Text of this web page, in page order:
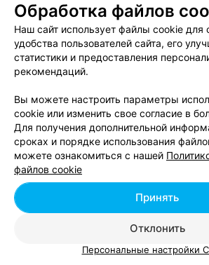
Пекарни в Слониме
Кафе для Дня рождения в Слониме
Добавить
Обработка файлов
Наш сайт использует файлы cookie для
удобства пользователей сайта, его
статистики и предоставления
рекомендаций.
Вы можете настроить параметры
cookie или изменить свое согласие в
Для получения дополнительной
сроках и порядке использования
можете ознакомиться с нашей
файлов cookie
Отклонить
Принять
Персональные настройки